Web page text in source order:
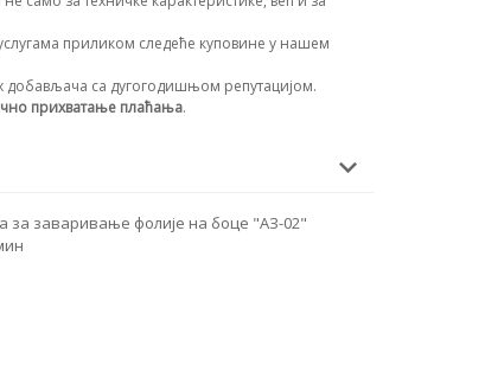
приликом следеће куповине у нашем
добављача са дугогодишњом репутацијом.
прихватање плаћања.
за заваривање фолије на боце "АЗ-02"